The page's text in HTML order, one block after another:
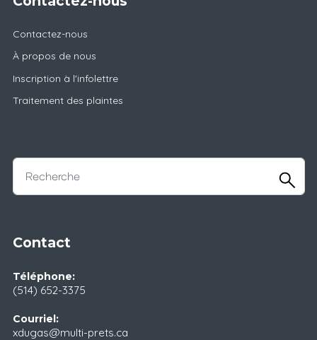
Contactez-nous
À propos de nous
Inscription à l'infolettre
Traitement des plaintes
Contact
Téléphone:
(514) 652-3375
Courriel:
xdugas@multi-prets.ca